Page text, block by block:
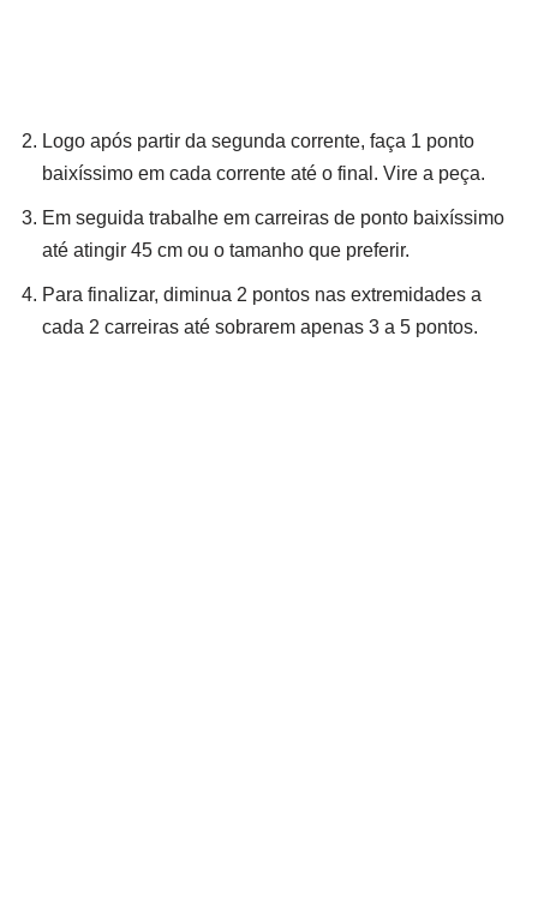
Logo após partir da segunda corrente, faça 1 ponto
baixíssimo em cada corrente até o final. Vire a peça.
Em seguida trabalhe em carreiras de ponto baixíssimo
até atingir 45 cm ou o tamanho que preferir.
Para finalizar, diminua 2 pontos nas extremidades a
cada 2 carreiras até sobrarem apenas 3 a 5 pontos.